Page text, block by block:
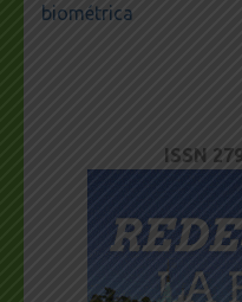
biométrica
ISSN 2796-